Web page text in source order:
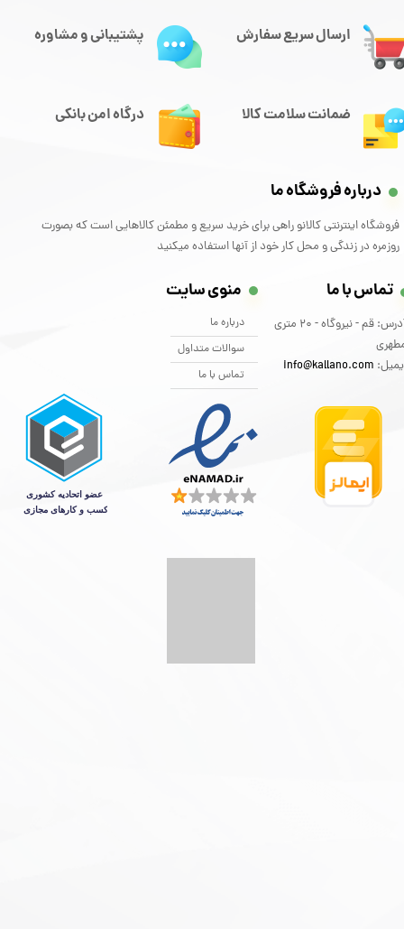
ارسال سریع سفارش
درگاه امن بانکی
پشتیبانی و مشاوره
ضمانت سلامت کالا
درباره فروشگاه ما
فروشگاه اینترنتی کالانو راهی برای خرید سریع و مطمئن کالاهایی است که بصورت
روزمره در زندگی و محل کار خود از آنها استفاده میکنید
تماس با ما
آدرس: قم - نیروگاه - 20 متری
info@kallano.com​​​​​​​
منوی سایت
درباره ما
سوالات متداول
تماس با ما